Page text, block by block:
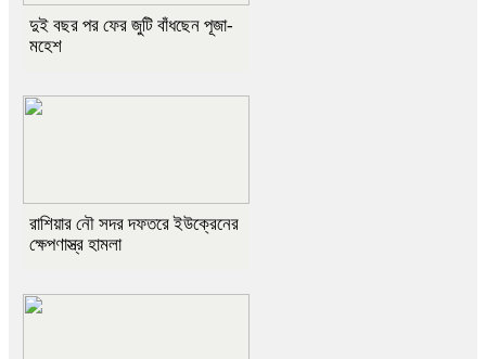
দুই বছর পর ফের জুটি বাঁধছেন পূজা-
মহেশ
রাশিয়ার নৌ সদর দফতরে ইউক্রেনের
ক্ষেপণাস্ত্র হামলা